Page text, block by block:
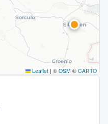
Leaflet | © OSM © CARTO